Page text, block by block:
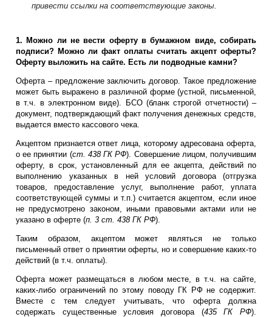
привести ссылки на соответствующие законы.
1. Можно ли не вести оферту в бумажном виде, собирать
подписи? Можно ли факт оплаты считать акцепт оферты?
Оферту выложить на сайте. Есть ли подводные камни?
Оферта – предложение заключить договор. Такое предложение
может быть выражено в различной форме (устной, письменной,
в т.ч. в электронном виде). БСО (бланк строгой отчетности) –
документ, подтверждающий факт получения денежных средств,
выдается вместо кассового чека.
Акцептом признается ответ лица, которому адресована оферта,
о ее принятии (ст. 438 ГК РФ). Совершение лицом, получившим
оферту, в срок, установленный для ее акцепта, действий по
выполнению указанных в ней условий договора (отгрузка
товаров, предоставление услуг, выполнение работ, уплата
соответствующей суммы и т.п.) считается акцептом, если иное
не предусмотрено законом, иными правовыми актами или не
указано в оферте (п. 3 ст. 438 ГК РФ).
Таким образом, акцептом может являться не только
письменный ответ о принятии оферты, но и совершение каких-то
действий (в т.ч. оплаты).
Оферта может размещаться в любом месте, в т.ч. на сайте,
каких-либо ограничений по этому поводу ГК РФ не содержит.
Вместе с тем следует учитывать, что оферта должна
содержать существенные условия договора (435 ГК РФ).